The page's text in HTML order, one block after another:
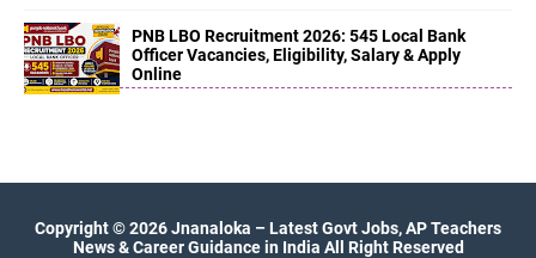
PNB LBO Recruitment 2026: 545 Local Bank
Officer Vacancies, Eligibility, Salary & Apply
Online
Copyright ©2026Jnanaloka – Latest Govt Jobs, AP Teachers
News & Career Guidance in India All Right Reserved